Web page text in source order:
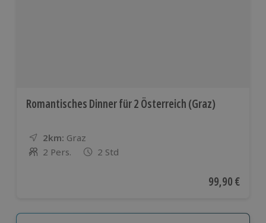
Romantisches Dinner für 2 Österreich (Graz)
2km: Entfernung
Standort
Graz
Anzahl der Teilnehmer
2 Pers. 2 Std
Aktueller
99,90 €